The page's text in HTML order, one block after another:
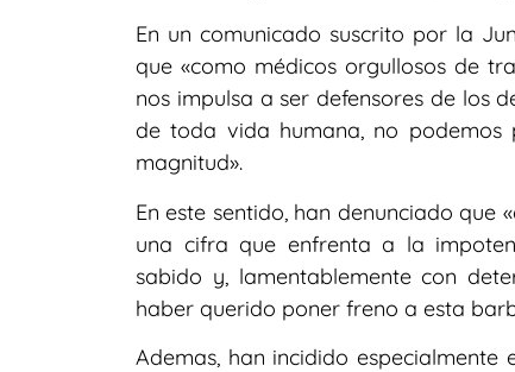
En un comunicado suscrito por la
que «como médicos orgullosos de
nos impulsa a ser defensores de los
de toda vida humana, no podemos
magnitud».
En este sentido, han denunciado que
una cifra que enfrenta a la
sabido y, lamentablemente con
haber querido poner freno a esta
Ademas, han incidido